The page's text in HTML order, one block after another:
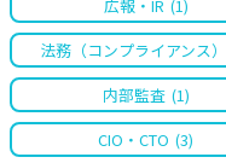
広報・IR (1)
法務（コンプライアンス）
内部監査 (1)
CIO・CTO (3)